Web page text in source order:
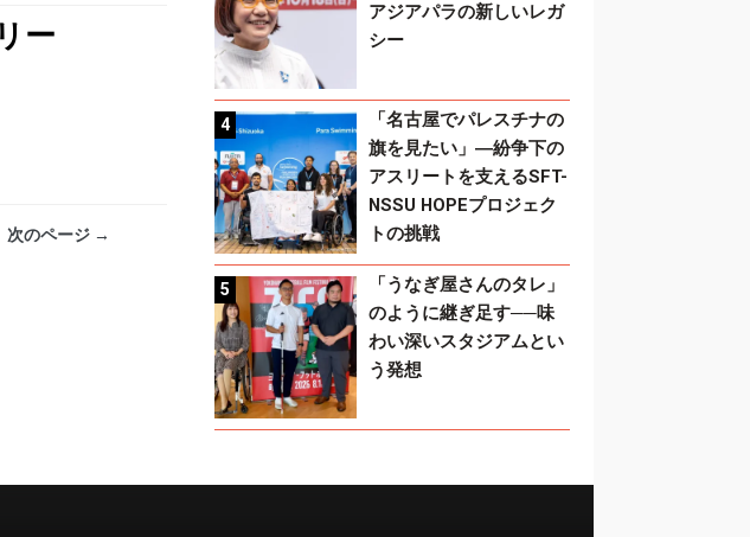
ー
次のページ →
アジアパラの新しいレガ
シー
「名古屋でパレスチナの
旗を見たい」―紛争下の
アスリートを支えるSFT-
NSSU HOPEプロジェク
トの挑戦
「うなぎ屋さんのタレ」
のように継ぎ足す──味
わい深いスタジアムとい
う発想